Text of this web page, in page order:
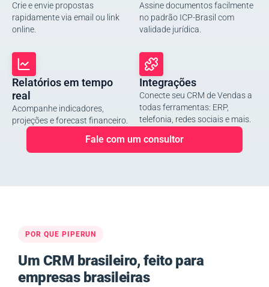
Crie e envie propostas
rapidamente via email ou link
online.
Assine documentos facilmente
no padrão ICP-Brasil com
validade jurídica.
Relatórios em tempo
real
Acompanhe indicadores,
projeções e forecast financeiro.
Integrações
Conecte seu CRM de Vendas a
todas ferramentas: ERP,
telefonia, redes sociais e mais.
Fale com um consultor
POR QUE PIPERUN
Um CRM brasileiro, feito para
empresas brasileiras